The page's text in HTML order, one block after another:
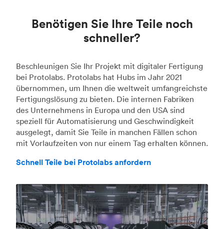
Benötigen Sie Ihre Teile noch
schneller?
Beschleunigen Sie Ihr Projekt mit digitaler Fertigung
bei Protolabs. Protolabs hat Hubs im Jahr 2021
übernommen, um Ihnen die weltweit umfangreichste
Fertigungslösung zu bieten. Die internen Fabriken
des Unternehmens in Europa und den USA sind
speziell für Automatisierung und Geschwindigkeit
ausgelegt, damit Sie Teile in manchen Fällen schon
mit Vorlaufzeiten von nur einem Tag erhalten können.
Schnell Teile bei Protolabs anfordern